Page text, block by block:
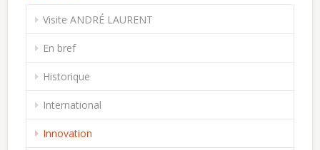
Visite ANDRÉ LAURENT
En bref
Historique
International
Innovation